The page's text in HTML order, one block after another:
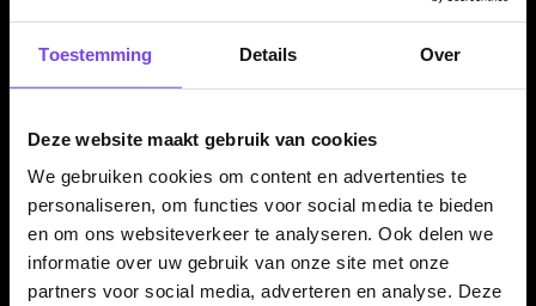
Toestemming Details Over
Deze website maakt gebruik van cookies
We gebruiken cookies om content en advertenties te
personaliseren, om functies voor social media te bieden
en om ons websiteverkeer te analyseren. Ook delen we
informatie over uw gebruik van onze site met onze
partners voor social media, adverteren en analyse. Deze
tapered nose en alternating ring grip voelt deze dart
Alleen verkrijgbaar in 23 gram
De Shot Nicole Regnaud 90% dartpijlen worden aangeboden